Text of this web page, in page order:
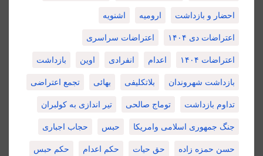
احضار و بازداشت ارومیه اشنویه
اعتراضات دی ۱۴۰۴ اعتراضات سراسری
اعتراضات ۱۴۰۴ اعدام انفرادی اوین بازداشت
بازداشت شهروندان بلاتکلیفی بهائی تجمع اعتراضی
تداوم بازداشت توماج صالحی تیر اندازی به کولبران
جنگ جمهوری اسلامی وامریکا حبس حجاب اجباری
حسن حمزه زاده حق حیات حکم اعدام حکم حبس